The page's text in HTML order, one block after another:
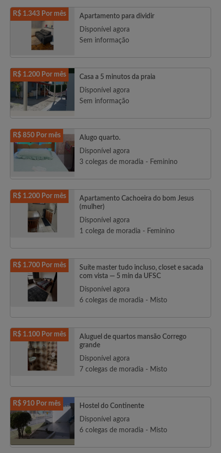
R$ 1.343 Por mês
Apartamento para dividir
Disponível agora
Sem informação
R$ 1.200 Por mês
Casa a 5 minutos da praia
Disponível agora
Sem informação
R$ 850 Por mês
Alugo quarto.
Disponível agora
3 colegas de moradia - Feminino
R$ 1.200 Por mês
Apartamento Cachoeira do bom Jesus
(mulher)
Disponível agora
1 colega de moradia - Feminino
R$ 1.700 Por mês
Suíte master tudo incluso, closet e sacada
com vista — 5 min da UFSC
Disponível agora
6 colegas de moradia - Misto
R$ 1.100 Por mês
Aluguel de quartos mansão Corrego
grande
Disponível agora
7 colegas de moradia - Misto
R$ 910 Por mês
Hostel do Continente
Disponível agora
6 colegas de moradia - Misto